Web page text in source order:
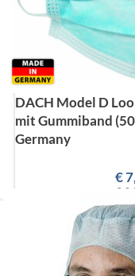
DACH Model D
mit Gummiband
Germany
€
€